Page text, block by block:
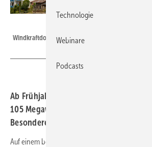
Windkraftdorf (Symbolbild)
Ab Frühjahr 2026 soll im bayerischen
105 Megawatt starker Windpark
Besondere: Vier Turbinen gehören den
Auf einem bewaldeten Höhenrücken zwischen
Technologie
Webinare
Podcasts